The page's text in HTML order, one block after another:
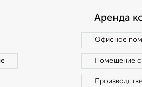
Аренда
Офисное
Помещение